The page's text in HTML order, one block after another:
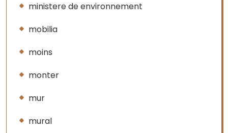
ministere de environnement
mobilia
moins
monter
mur
mural